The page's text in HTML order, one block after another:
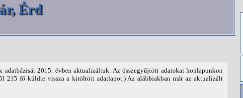
Érd
2015. évben aktualizáltuk. Az összegyűjtött adatokat honlapunkon
fő küldte vissza a kitöltött adatlapot.) Az alábbiakban már az aktualizált